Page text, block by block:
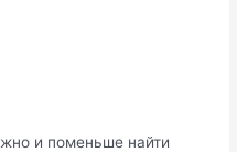
и поменьше найти